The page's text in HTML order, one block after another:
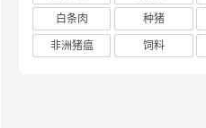
白条肉
种猪
非洲猪瘟
饲料